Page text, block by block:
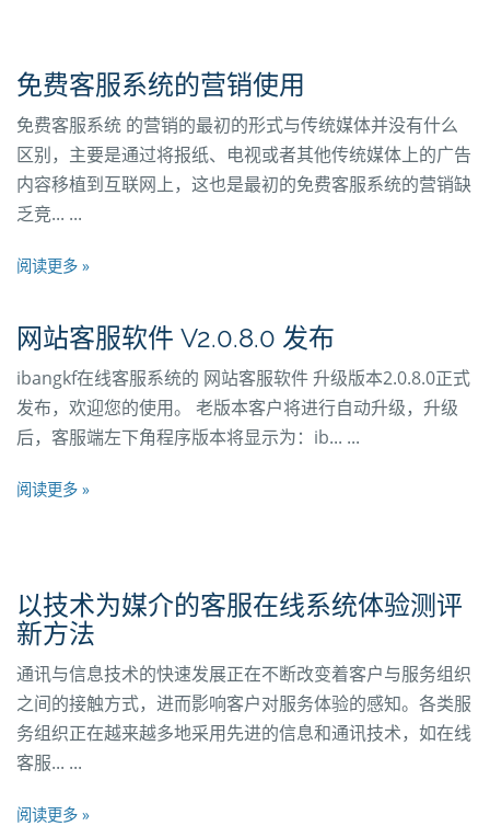
免费客服系统的营销使用
免费客服系统 的营销的最初的形式与传统媒体并没有什么
区别，主要是通过将报纸、电视或者其他传统媒体上的广告
内容移植到互联网上，这也是最初的免费客服系统的营销缺
乏竞... ...
阅读更多 »
网站客服软件 V2.0.8.0 发布
ibangkf在线客服系统的 网站客服软件 升级版本2.0.8.0正式
发布，欢迎您的使用。 老版本客户将进行自动升级，升级
后，客服端左下角程序版本将显示为：ib... ...
阅读更多 »
以技术为媒介的客服在线系统体验测评
新方法
通讯与信息技术的快速发展正在不断改变着客户与服务组织
之间的接触方式，进而影响客户对服务体验的感知。各类服
务组织正在越来越多地采用先进的信息和通讯技术，如在线
客服... ...
阅读更多 »